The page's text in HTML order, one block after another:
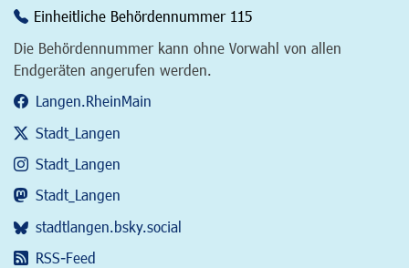
Einheitliche Behördennummer 115
Die Behördennummer kann ohne Vorwahl von allen
Endgeräten angerufen werden.
Langen.RheinMain
Stadt_Langen
Stadt_Langen
Stadt_Langen
stadtlangen.bsky.social
RSS-Feed